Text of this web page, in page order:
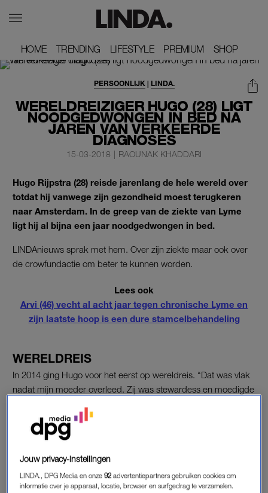
HOME
HOME TRENDING
TRENDING LIFESTYLE
LIFESTYLE PREMIUM
PREMIUM SHOP
SHOP
WERELDREIZIGER HUGO (28) LIGT
NOODGEDWONGEN IN BED NA
JAREN VAN VERKEERDE
DIAGNOSES
PERSOONLIJK| LINDA.
15-03-2018 | RAOUNAK KHADDARI
Hugo Rijpstra (28) reisde jarenlang de hele wereld over
totdat hij vanwege zijn gezondheid moest terugkeren
naar Amsterdam. In de greep van de ziekte van Lyme
ligt hij al bijna een jaar noodgedwongen in bed.
LINDAnieuws sprak met hem. Over zijn ziekte maar ook over
de crowfundactie om beter te kunnen worden.
Lees ook
Arvi (46) vecht al acht jaar tegen chronische Lyme en
zijn laatste hoop is een dure stamcelbehandeling
WERELDREIS
In 2014 ging Hugo voor het eerst op wereldreis. “Dat was vlak
nadat mijn moeder overleed. Zij was stewardess en moedigde
vriendin. “Twee jaar later besloot het stel weer op reis te gaan.
“Al vraag ik me achteraf af waarom, want ik voelde me al zo
DIAGNOSES
Jouw privacy-instellingen
LINDA., DPG Media en onze92 advertentiepartners gebruiken cookies om
informatie over je apparaat, locatie, browser en surfgedrag te verzamelen.